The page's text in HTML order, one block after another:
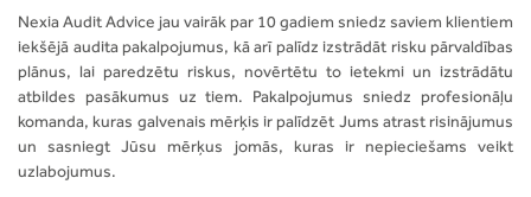
Uzņēmumu apvienošanās un pārņemšana (M&A)
Novērtēšana
First North
Uzņēmumu apvienošanās un pārņemšana (M&A)
Novērtēšana
First North
Nexia Audit Advice jau vairāk par 10 gadiem sniedz saviem klientiem
iekšējā audita pakalpojumus, kā arī palīdz izstrādāt risku pārvaldības
plānus, lai paredzētu riskus, novērtētu to ietekmi un izstrādātu
atbildes pasākumus uz tiem. Pakalpojumus sniedz profesionāļu
komanda, kuras galvenais mērķis ir palīdzēt Jums atrast risinājumus
un sasniegt Jūsu mērķus jomās, kuras ir nepieciešams veikt
uzlabojumus.